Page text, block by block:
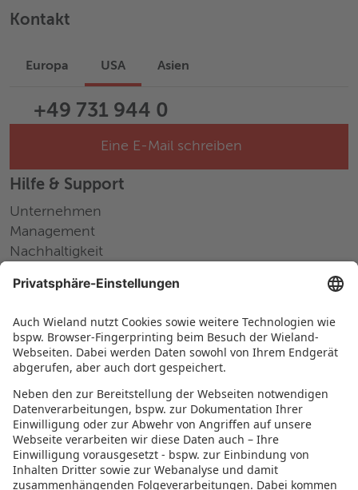
Kontakt
Europa USA Asien
+49 731 944 0
Eine E-Mail schreiben
Hilfe & Support
Unternehmen
Management
Nachhaltigkeit
Messen und Events
Karriere
Arbeiten bei Wieland
Jobs Europa
Jobs Nordamerika
Jobs Asien